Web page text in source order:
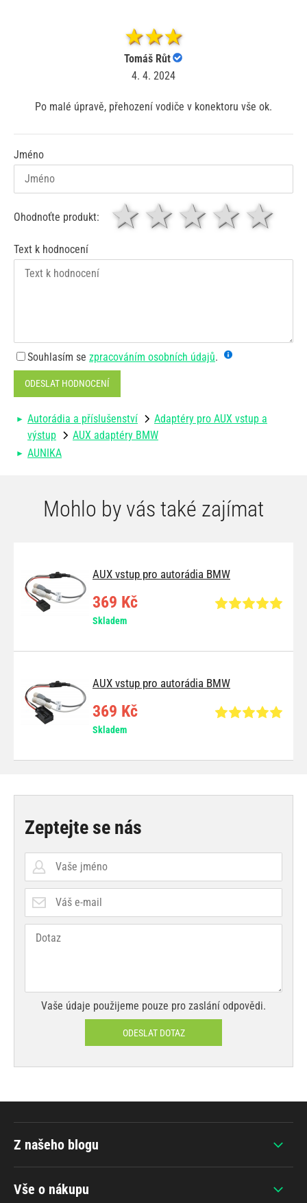
Tomáš Růt
4. 4. 2024
Po malé úpravě, přehození vodiče v konektoru vše ok.
Jméno
Ohodnoťte produkt: 4
3
2 hvězdy
1 hvězda
Text k hodnocení
Souhlasím se zpracováním osobních údajů.
ODESLAT HODNOCENÍ
Autorádia a příslušenství
Adaptéry pro AUX vstup a
výstup
AUX adaptéry BMW
AUNIKA
Mohlo by vás také zajímat
AUX vstup pro autorádia BMW
369 Kč
Skladem
AUX vstup pro autorádia BMW
369 Kč
Skladem
Zeptejte se nás
Vaše údaje použijeme pouze pro zaslání odpovědi.
ODESLAT DOTAZ
Vše o nákupu
Z našeho blogu